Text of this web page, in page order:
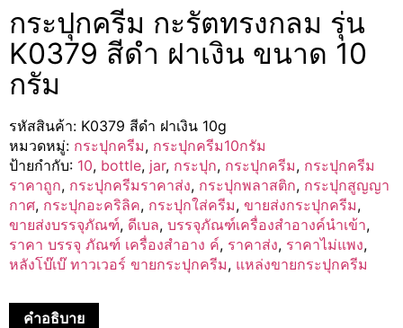
กระปุกครีม กะรัตทรงกลม รุ่น
K0379 สีดำ ฝาเงิน ขนาด 10
กรัม
รหัสสินค้า: K0379 สีดำ ฝาเงิน 10g
หมวดหมู่: กระปุกครีม, กระปุกครีม10กรัม
ป้ายกำกับ: 10, bottle, jar, กระปุก, กระปุกครีม, กระปุกครีม
ราคาถูก, กระปุกครีมราคาส่ง, กระปุกพลาสติก, กระปุกสูญญา
กาศ, กระปุกอะคริลิค, กระปุกใส่ครีม, ขายส่งกระปุกครีม,
ขายส่งบรรจุภัณฑ์, ดีเบล, บรรจุภัณฑ์เครื่องสำอางค์นำเข้า,
ราคา บรรจุ ภัณฑ์ เครื่องสำอาง ค์, ราคาส่ง, ราคาไม่แพง,
หลังโบ๊เบ๊ ทาวเวอร์ ขายกระปุกครีม, แหล่งขายกระปุกครีม
คำอธิบาย